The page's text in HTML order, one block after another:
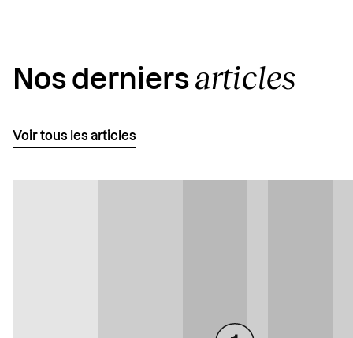
Nos derniers articles
Voir tous les articles